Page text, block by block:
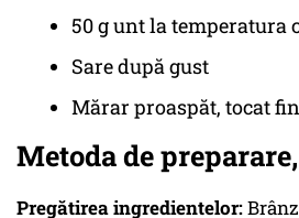
50 g unt la temperatura
Sare după gust
Mărar proaspăt, tocat
Metoda de
Pregătirea ingredientelor: